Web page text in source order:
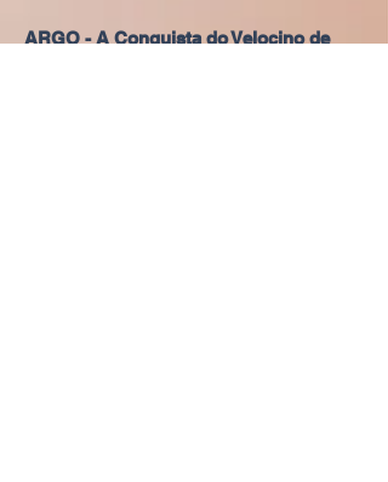
ARGO - A Conquista do Velocino de